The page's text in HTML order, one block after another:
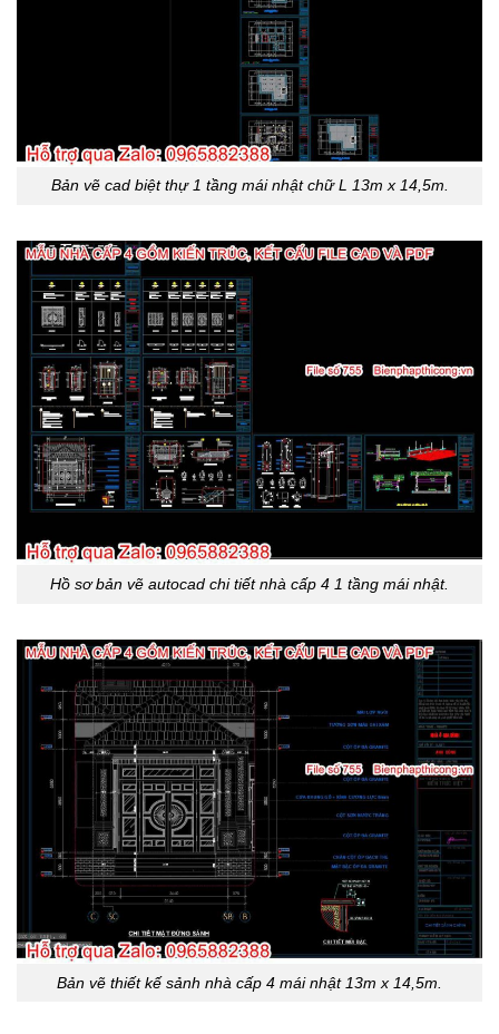
Bản vẽ cad biệt thự 1 tầng mái nhật chữ L 13m x 14,5m.
Hồ sơ bản vẽ autocad chi tiết nhà cấp 4 1 tầng mái nhật.
Bản vẽ thiết kế sảnh nhà cấp 4 mái nhật 13m x 14,5m.